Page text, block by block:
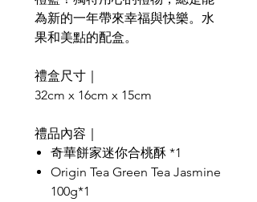
為新的一年帶來幸福與快樂。水
果和美點的配盒。
禮盒尺寸｜
32cm x 16cm x 15cm
禮品內容｜
奇華餅家迷你合桃酥 *1
Origin Tea Green Tea Jasmine
100g*1